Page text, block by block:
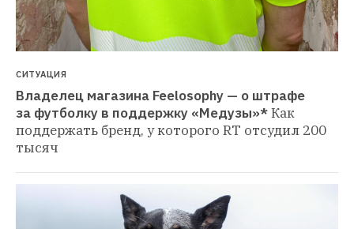
СИТУАЦИЯ
Владелец магазина Feelosophy — о штрафе
за футболку в поддержку «Медузы»*Как
поддержать бренд, у которого RT отсудил 200
тысяч